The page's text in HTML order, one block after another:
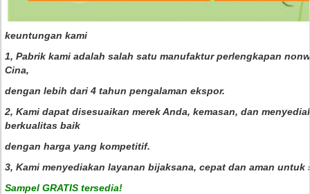
keuntungan kami
1, Pabrik kami adalah salah satu manufaktur perlengkapan
Cina,
dengan lebih dari 4 tahun pengalaman ekspor.
2, Kami dapat disesuaikan merek Anda, kemasan, dan
berkualitas baik
dengan harga yang kompetitif.
3, Kami menyediakan layanan bijaksana, cepat dan aman untuk
Sampel GRATIS tersedia!